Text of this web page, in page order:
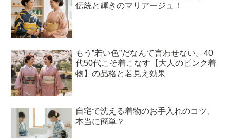
伝統と輝きのマリアージュ！
もう”若い色”だなんて言わせない。40
代50代こそ着こなす【大人のピンク着
物】の品格と若見え効果
自宅で洗える着物のお手入れのコツ、
本当に簡単？